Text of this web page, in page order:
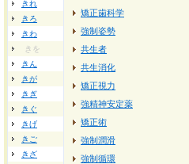
きれ
きろ
きわ
きを
きん
きが
きぎ
きぐ
きげ
きご
きざ
矯正歯科学
強制姿勢
共生者
共生消化
矯正視力
強精神安定薬
矯正術
強制潤滑
強制循環